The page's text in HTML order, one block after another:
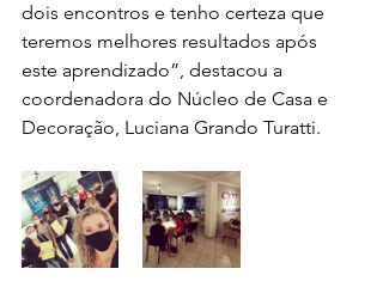
dois encontros e tenho certeza que
teremos melhores resultados após
este aprendizado”, destacou a
coordenadora do Núcleo de Casa e
Decoração, Luciana Grando Turatti.